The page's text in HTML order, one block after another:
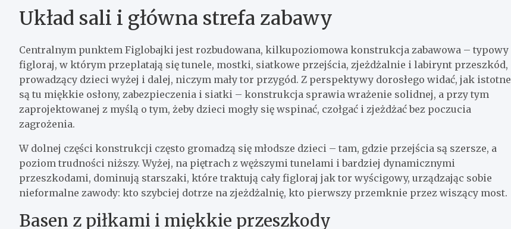
Układ sali i główna strefa zabawy
Centralnym punktem Figlobajki jest rozbudowana, kilkupoziomowa konstrukcja zabawowa – typowy
figloraj, w którym przeplatają się tunele, mostki, siatkowe przejścia, zjeżdżalnie i labirynt przeszkód,
prowadzący dzieci wyżej i dalej, niczym mały tor przygód. Z perspektywy dorosłego widać, jak istotne
są tu miękkie osłony, zabezpieczenia i siatki – konstrukcja sprawia wrażenie solidnej, a przy tym
zaprojektowanej z myślą o tym, żeby dzieci mogły się wspinać, czołgać i zjeżdżać bez poczucia
zagrożenia.
W dolnej części konstrukcji często gromadzą się młodsze dzieci – tam, gdzie przejścia są szersze, a
poziom trudności niższy. Wyżej, na piętrach z węższymi tunelami i bardziej dynamicznymi
przeszkodami, dominują starszaki, które traktują cały figloraj jak tor wyścigowy, urządzając sobie
nieformalne zawody: kto szybciej dotrze na zjeżdżalnię, kto pierwszy przemknie przez wiszący most.
Basen z piłkami i miękkie przeszkody